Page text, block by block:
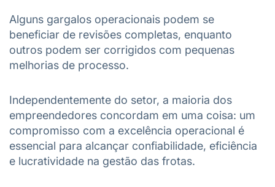
Alguns gargalos operacionais podem se
beneficiar de revisões completas, enquanto
outros podem ser corrigidos com pequenas
melhorias de processo.
Independentemente do setor, a maioria dos
empreendedores concordam em uma coisa: um
compromisso com a excelência operacional é
essencial para alcançar confiabilidade, eficiência
e lucratividade na gestão das frotas.